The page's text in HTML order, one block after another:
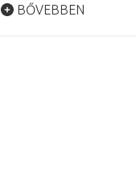
BŐVEBBEN